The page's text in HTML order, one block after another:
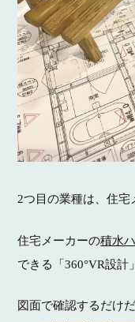
2つ目の業種は、住宅
住宅メーカーの積水
できる「360°VR設計
図面で確認するだけ